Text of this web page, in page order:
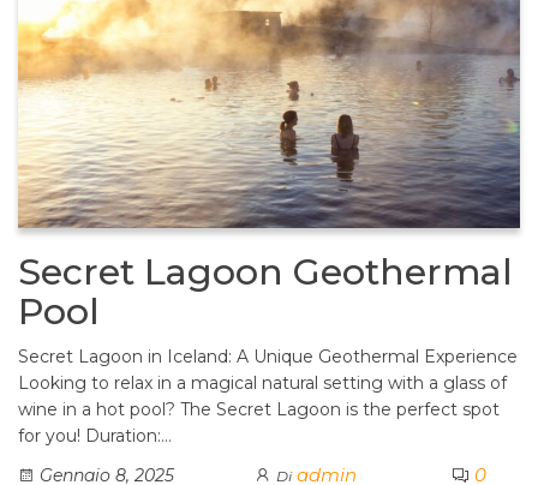
Secret Lagoon Geothermal
Pool
Secret Lagoon in Iceland: A Unique Geothermal Experience
Looking to relax in a magical natural setting with a glass of
wine in a hot pool? The Secret Lagoon is the perfect spot
for you! Duration:…
Gennaio 8, 2025
Di admin 0